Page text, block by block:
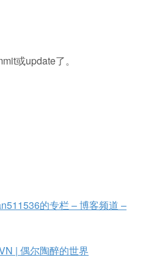
或update了。
的专栏 – 博客频道 –
| 偶尔陶醉的世界